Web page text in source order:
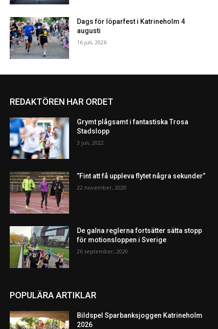
Dags för löparfest i Katrineholm 4
augusti
16 juli, 2026
REDAKTÖREN HAR ORDET
Grymt plågsamt i fantastiska Trosa
Stadslopp
3 juli, 2022
”Fint att få uppleva flytet några sekunder”
22 november, 2020
De galna reglerna fortsätter sätta stopp
för motionsloppen i Sverige
26 september, 2020
POPULÄRA ARTIKLAR
Bildspel Sparbanksjoggen Katrineholm
2026